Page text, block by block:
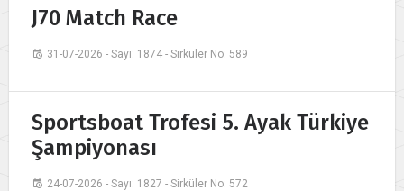
J70 Match Race
31-07-2026 - Sayı: 1874 - Sirküler No: 589
Sportsboat Trofesi 5. Ayak Türkiye
Şampiyonası
24-07-2026 - Sayı: 1827 - Sirküler No: 572